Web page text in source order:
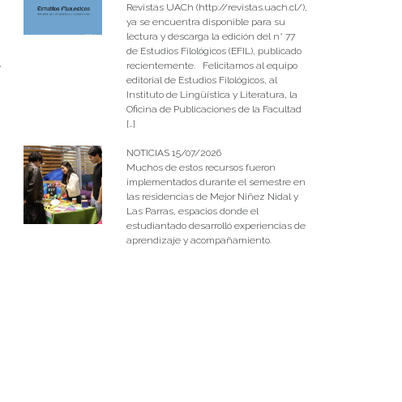
Revistas UACh (http://revistas.uach.cl/),
ya se encuentra disponible para su
lectura y descarga la edición del n° 77
de Estudios Filológicos (EFIL), publicado
recientemente. Felicitamos al equipo
editorial de Estudios Filológicos, al
Instituto de Lingüística y Literatura, la
Oficina de Publicaciones de la Facultad
[…]
NOTICIAS 15/07/2026
Muchos de estos recursos fueron
implementados durante el semestre en
las residencias de Mejor Niñez Nidal y
Las Parras, espacios donde el
estudiantado desarrolló experiencias de
aprendizaje y acompañamiento.